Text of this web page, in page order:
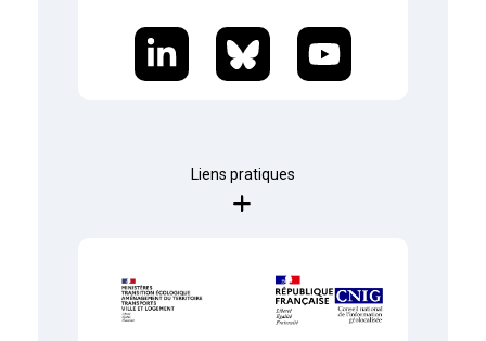
Liens pratiques